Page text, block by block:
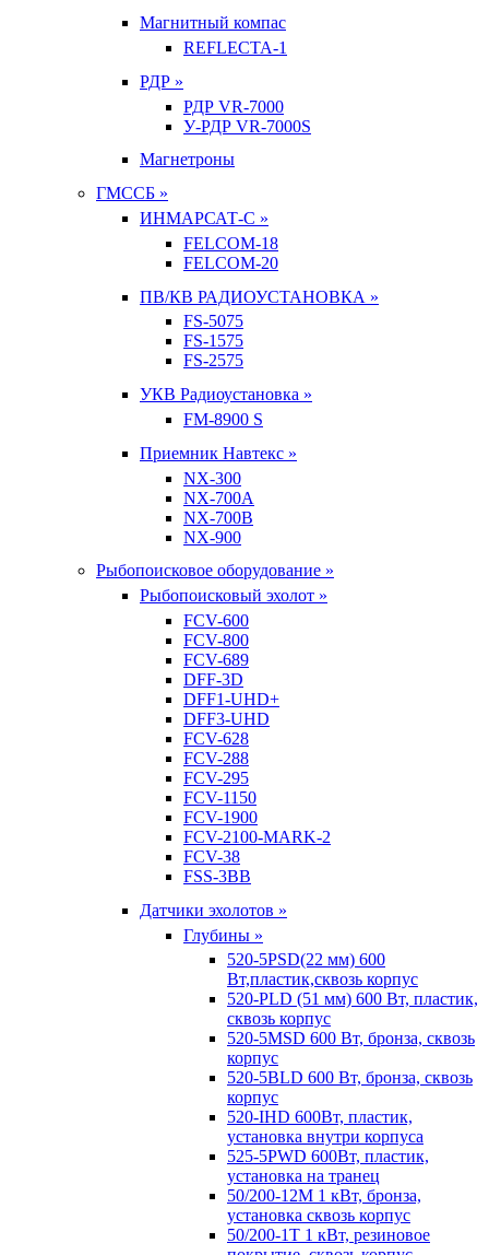
Магнитный компас
REFLECTA-1
РДР »
РДР VR-7000
У-РДР VR-7000S
Магнетроны
ГМССБ »
ИНМАРСАТ-С »
FELCOM-18
FELCOM-20
ПВ/КВ РАДИОУСТАНОВКА »
FS-5075
FS-1575
FS-2575
УКВ Радиоустановка »
FM-8900 S
Приемник Навтекс »
NX-300
NX-700A
NX-700B
NX-900
Рыбопоисковое оборудование »
Рыбопоисковый эхолот »
FCV-600
FCV-800
FCV-689
DFF-3D
DFF1-UHD+
DFF3-UHD
FCV-628
FCV-288
FCV-295
FCV-1150
FCV-1900
FCV-2100-MARK-2
FCV-38
FSS-3BB
Датчики эхолотов »
Глубины »
520-5PSD(22 мм) 600
Вт,пластик,сквозь корпус
520-PLD (51 мм) 600 Вт, пластик,
сквозь корпус
520-5MSD 600 Вт, бронза, сквозь
корпус
520-5BLD 600 Вт, бронза, сквозь
корпус
520-IHD 600Вт, пластик,
установка внутри корпуса
525-5PWD 600Вт, пластик,
установка на транец
50/200-12M 1 кВт, бронза,
установка сквозь корпус
50/200-1T 1 кВт, резиновое